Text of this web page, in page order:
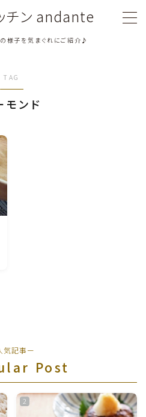
チン andante
様子を気まぐれにご紹介♪
フラワー・パプリカ・菜
マト・ピーマン・かぼち
TAG
モンド
気記事ー
Post